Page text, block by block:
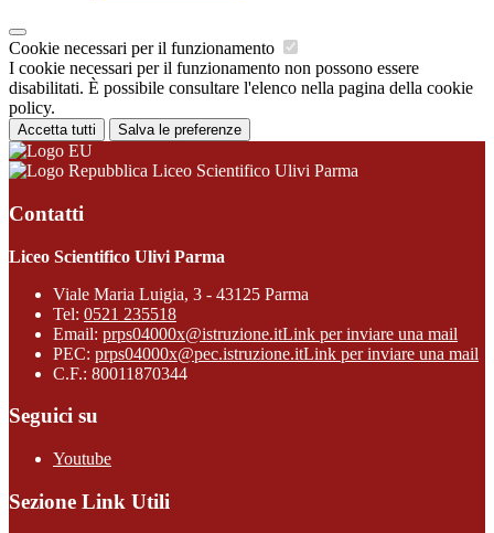
Cookie necessari per il funzionamento
I cookie necessari per il funzionamento non possono essere
disabilitati. È possibile consultare l'elenco nella pagina della cookie
policy.
Accetta tutti Salva le preferenze
Liceo Scientifico Ulivi Parma
Contatti
Liceo Scientifico Ulivi Parma
Viale Maria Luigia, 3 - 43125 Parma
Tel: 0521 235518
Email: prps04000x@istruzione.itLink per inviare una mail
PEC: prps04000x@pec.istruzione.itLink per inviare una mail
C.F.: 80011870344
Seguici su
Youtube
Sezione Link Utili